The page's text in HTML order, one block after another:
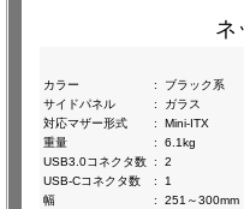
ネ
カラー
:
ブラック系
サイドパネル
:
ガラス
対応マザー形式
:
Mini-ITX
重量
:
6.1kg
USB3.0コネクタ数 :
2
USB-Cコネクタ数
:
1
幅
:
251～300mm